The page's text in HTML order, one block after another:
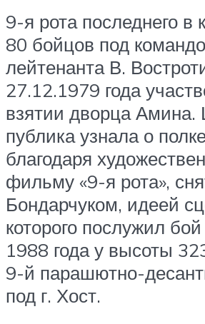
9-я рота последнего в
80 бойцов под
лейтенанта В.
27.12.1979 года
взятии дворца Амина.
публика узнала о
благодаря
фильму «9-я рота»,
Бондарчуком, идеей
которого послужил
1988 года у высоты
9-й парашютно-
под г. Хост.